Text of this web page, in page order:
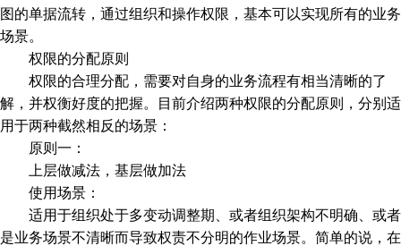
图的单据流转，通过组织和操作权限，基本可以实现所有的业务
场景。
权限的分配原则
权限的合理分配，需要对自身的业务流程有相当清晰的了
解，并权衡好度的把握。目前介绍两种权限的分配原则，分别适
用于两种截然相反的场景：
原则一：
上层做减法，基层做加法
使用场景：
适用于组织处于多变动调整期、或者组织架构不明确、或者
是业务场景不清晰而导致权责不分明的作业场景。简单的说，在